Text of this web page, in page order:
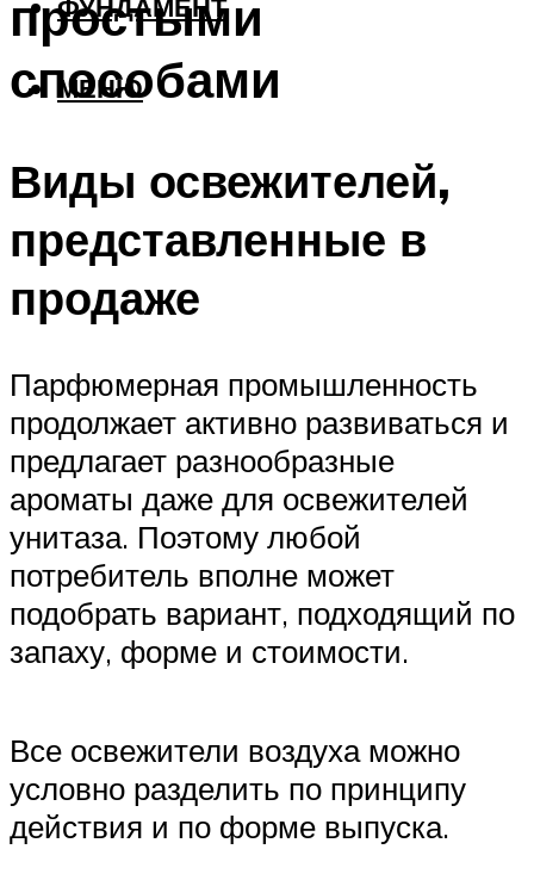
ФУНДАМЕНТ
МЕНЮ
простыми
способами
Виды освежителей,
представленные в
продаже
Парфюмерная промышленность
продолжает активно развиваться и
предлагает разнообразные
ароматы даже для освежителей
унитаза. Поэтому любой
потребитель вполне может
подобрать вариант, подходящий по
запаху, форме и стоимости.
Все освежители воздуха можно
условно разделить по принципу
действия и по форме выпуска.